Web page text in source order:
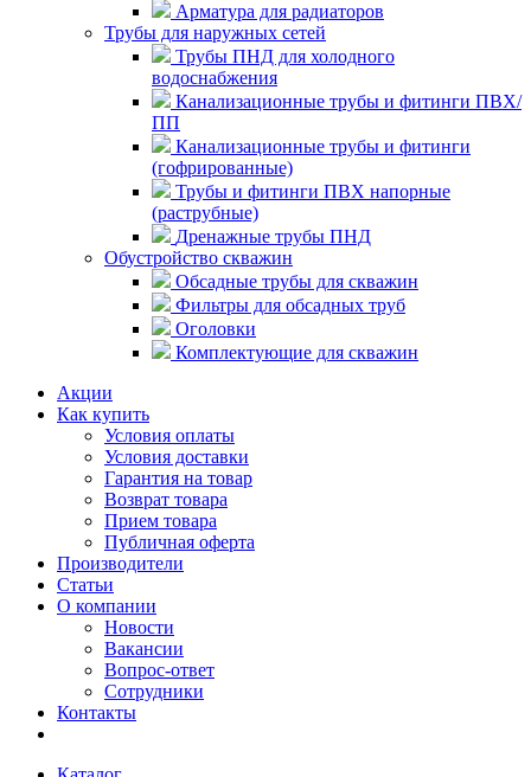
Арматура для радиаторов
Трубы для наружных сетей
Трубы ПНД для холодного
водоснабжения
Канализационные трубы и фитинги ПВХ/
ПП
Канализационные трубы и фитинги
(гофрированные)
Трубы и фитинги ПВХ напорные
(раструбные)
Дренажные трубы ПНД
Обустройство скважин
Обсадные трубы для скважин
Фильтры для обсадных труб
Оголовки
Комплектующие для скважин
Акции
Как купить
Условия оплаты
Условия доставки
Гарантия на товар
Возврат товара
Прием товара
Публичная оферта
Производители
Статьи
О компании
Новости
Вакансии
Вопрос-ответ
Сотрудники
Контакты